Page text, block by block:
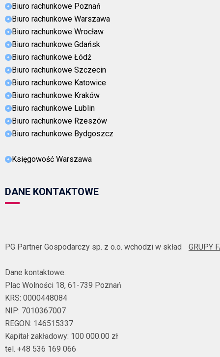
Biuro rachunkowe Poznań
Biuro rachunkowe Warszawa
Biuro rachunkowe Wrocław
Biuro rachunkowe Gdańsk
Biuro rachunkowe Łódź
Biuro rachunkowe Szczecin
Biuro rachunkowe Katowice
Biuro rachunkowe Kraków
Biuro rachunkowe Lublin
Biuro rachunkowe Rzeszów
Biuro rachunkowe Bydgoszcz
Księgowość Warszawa
DANE KONTAKTOWE
PG Partner Gospodarczy sp. z o.o. wchodzi w skład GRUPY
Dane kontaktowe:
Plac Wolności 18, 61-739 Poznań
KRS: 0000448084
NIP: 7010367007
REGON: 146515337
Kapitał zakładowy: 100 000.00 zł
tel. +48 536 169 066